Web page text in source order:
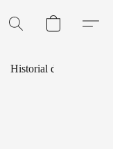
Historial de Pedidos